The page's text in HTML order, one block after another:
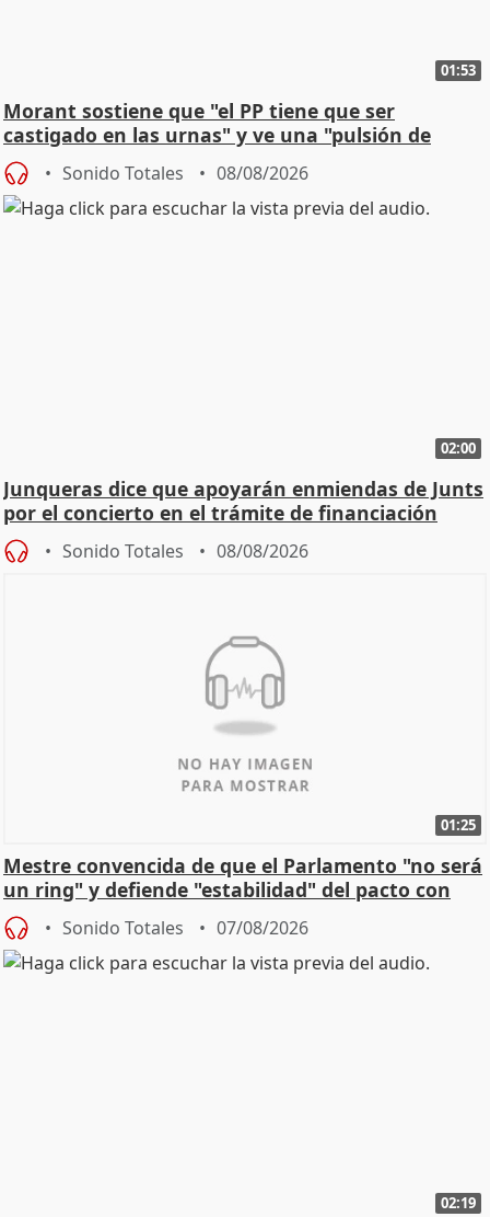
01:53
Morant sostiene que "el PP tiene que ser
castigado en las urnas" y ve una "pulsión de
cambio"
Sonido Totales 08/08/2026
02:00
Junqueras dice que apoyarán enmiendas de Junts
por el concierto en el trámite de financiación
Sonido Totales 08/08/2026
01:25
Mestre convencida de que el Parlamento "no será
un ring" y defiende "estabilidad" del pacto con
Vox
Sonido Totales 07/08/2026
02:19